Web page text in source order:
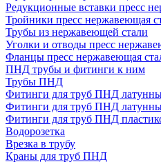
Редукционные вставки пресс
Тройники пресс нержавеющая
Трубы из нержавеющей стали
Уголки и отводы пресс
Фланцы пресс нержавеющая
ПНД трубы и фитинги к ним
Трубы ПНД
Фитинги для труб ПНД
Фитинги для труб ПНД
Фитинги для труб ПНД
Водорозетка
Врезка в трубу
Краны для труб ПНД